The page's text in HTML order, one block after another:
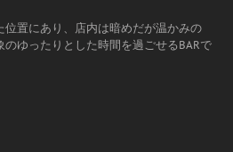
位置にあり、店内は暗めだが温かみの
のゆったりとした時間を過ごせるBARで